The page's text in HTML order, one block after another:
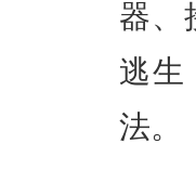
器、
逃生
法。